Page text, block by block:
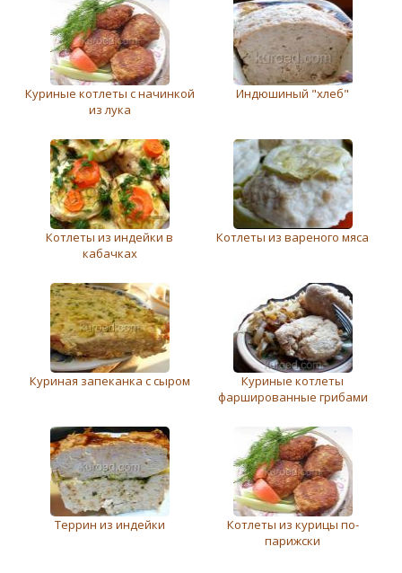
Куриные котлеты с начинкой
из лука
Индюшиный "хлеб"
Котлеты из индейки в
кабачках
Котлеты из вареного мяса
Куриная запеканка с сыром
Куриные котлеты
фаршированные грибами
Террин из индейки
Котлеты из курицы по-
парижски